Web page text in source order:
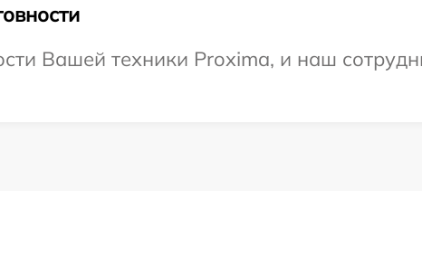
Вашей техники Proxima, и наш